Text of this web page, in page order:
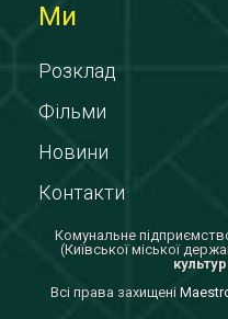
Ми
Розклад
Фільми
Новини
Контакти
Комунальне
(Київської міської
Всi права захищенi